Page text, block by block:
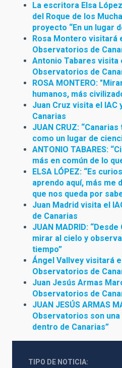
La escritora Elsa
del Roque de los
proyecto “En un lugar
Rosa Montero visitará
Observatorios de
Antonio Tabares visita
Observatorios de
ROSA MONTERO:
humanos, más
Juan Cruz visita el
Canarias
JUAN CRUZ:
como un lugar de
ANTONIO TABARES:
más en común de lo
ELSA LÓPEZ: “Es
aprendo aquí, más me
que nos queda por
Juan Madrid visita el
de Canarias
JUAN MADRID:
mirar al cielo y
tiempo”
Ángel Vallvey visitará
Observatorios de
Juan Jesús Armas
Observatorios de
JUAN JESÚS ARMAS
Observatorios son una
dentro de Canarias”
TIPO DE NOTICIA